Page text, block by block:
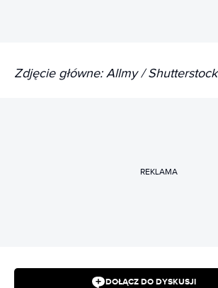
Zdjęcie główne: Allmy / Shutterstock
REKLAMA
DOŁĄCZ DO DYSKUSJI